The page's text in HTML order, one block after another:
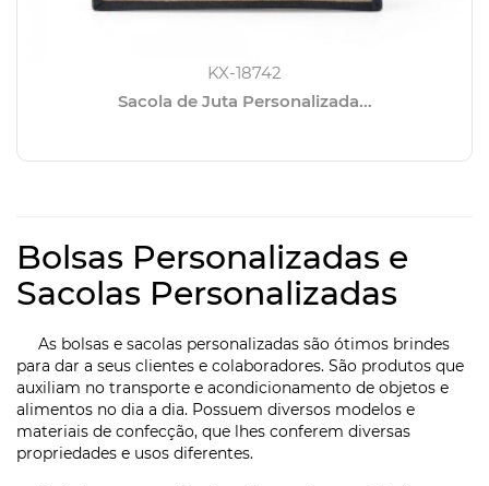
KX-18742
Sacola de Juta Personalizada...
Bolsas Personalizadas e
Sacolas Personalizadas
As bolsas e sacolas personalizadas são ótimos brindes
para dar a seus clientes e colaboradores. São produtos que
auxiliam no transporte e acondicionamento de objetos e
alimentos no dia a dia. Possuem diversos modelos e
materiais de confecção, que lhes conferem diversas
propriedades e usos diferentes.